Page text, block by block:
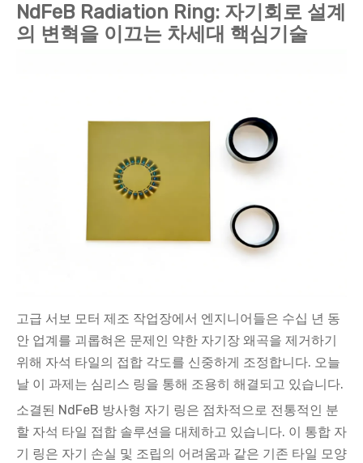
NdFeB Radiation Ring: 자기회로 설계
의 변혁을 이끄는 차세대 핵심기술
고급 서보 모터 제조 작업장에서 엔지니어들은 수십 년 동
안 업계를 괴롭혀온 문제인 약한 자기장 왜곡을 제거하기
위해 자석 타일의 접합 각도를 신중하게 조정합니다. 오늘
날 이 과제는 심리스 링을 통해 조용히 해결되고 있습니다.
소결된 NdFeB 방사형 자기 링은 점차적으로 전통적인 분
할 자석 타일 접합 솔루션을 대체하고 있습니다. 이 통합 자
기 링은 자기 손실 및 조립의 어려움과 같은 기존 타일 모양